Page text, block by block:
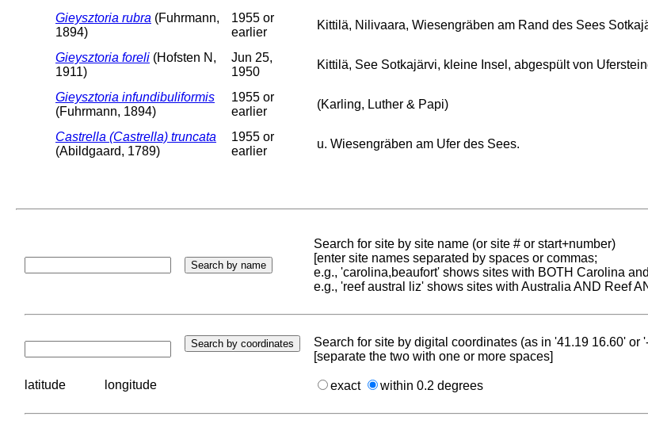
Gieysztoria rubra (Fuhrmann,
1894)
1955 or
earlier
Kittilä, Nilivaara, Wiesengräben am Rand des Sees
Gieysztoria foreli (Hofsten N,
1911)
Jun 25,
1950
Kittilä, See Sotkajärvi, kleine Insel, abgespült von
Gieysztoria infundibuliformis
(Fuhrmann, 1894)
1955 or
earlier
(Karling, Luther & Papi)
Castrella (Castrella) truncata
(Abildgaard, 1789)
1955 or
earlier
u. Wiesengräben am Ufer des Sees.
Search for site by site name (or site # or start+number)
[enter site names separated by spaces or commas;
e.g., 'carolina,beaufort' shows sites with BOTH Carolina
e.g., 'reef austral liz' shows sites with Australia AND Reef
Search for site by digital coordinates (as in '41.19 16.60' or
[separate the two with one or more spaces]
latitude longitude exact within 0.2 degrees